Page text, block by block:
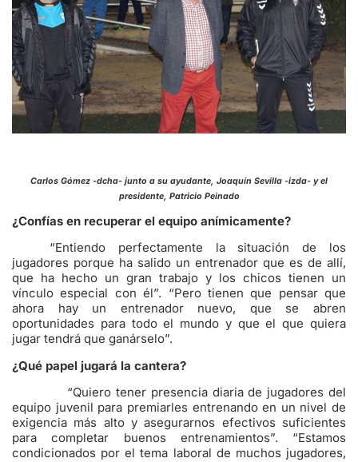
Carlos Gómez -dcha- junto a su ayudante, Joaquín Sevilla -izda- y el
presidente, Patricio Peinado
¿Confías en recuperar el equipo anímicamente?
“Entiendo perfectamente la situación de los
jugadores porque ha salido un entrenador que es de allí,
que ha hecho un gran trabajo y los chicos tienen un
vínculo especial con él”. “Pero tienen que pensar que
ahora hay un entrenador nuevo, que se abren
oportunidades para todo el mundo y que el que quiera
jugar tendrá que ganárselo”.
¿Qué papel jugará la cantera?
“Quiero tener presencia diaria de jugadores del
equipo juvenil para premiarles entrenando en un nivel de
exigencia más alto y asegurarnos efectivos suficientes
para completar buenos entrenamientos”. “Estamos
condicionados por el tema laboral de muchos jugadores,